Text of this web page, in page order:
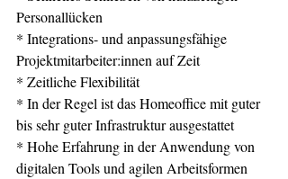
Personallücken
* Integrations- und anpassungsfähige
Projektmitarbeiter:innen auf Zeit
* Zeitliche Flexibilität
* In der Regel ist das Homeoffice mit guter
bis sehr guter Infrastruktur ausgestattet
* Hohe Erfahrung in der Anwendung von
digitalen Tools und agilen Arbeitsformen